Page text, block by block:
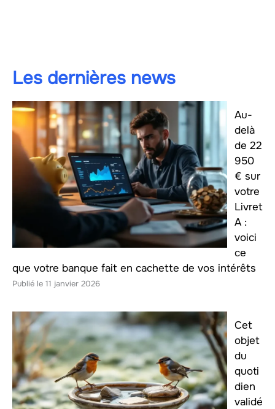
Les dernières news
Au-
delà
de 22
950
€ sur
votre
Livret
A :
voici
ce
que votre banque fait en cachette de vos intérêts
11 janvier 2026
Cet
objet
du
quoti
dien
validé